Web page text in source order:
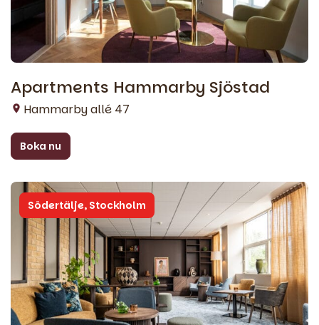
Apartments Hammarby Sjöstad
Hammarby allé 47
Boka nu
Södertälje, Stockholm